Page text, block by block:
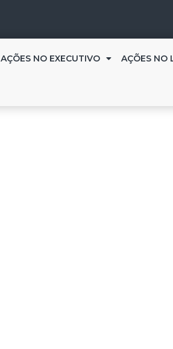
AÇÕES NO EXECUTIVO AÇÕES NO